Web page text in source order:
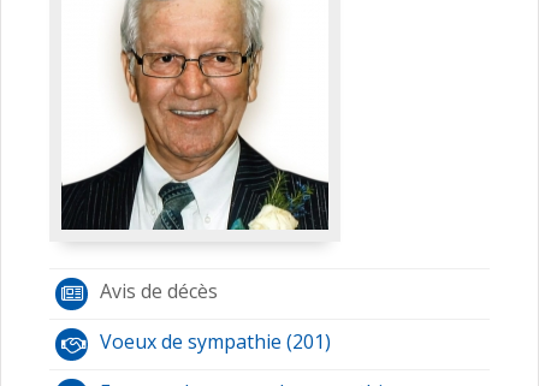
Avis de décès
Voeux de sympathie (201)